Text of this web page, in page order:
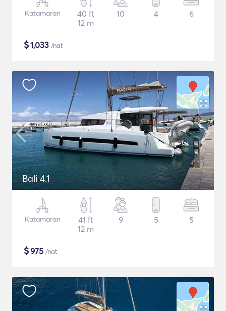
Katamaran
40 ft
12 m
10 4 6
$1,033 /nat
Bali 4.1
Katamaran
41 ft
12 m
9 5 5
$975 /nat